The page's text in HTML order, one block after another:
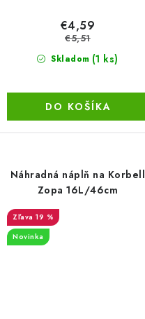
Skladom (1 ks)
€4,59
€5,51
DO KOŠÍKA
Náhradná náplň na Korbell
Zopa 16L/46cm
19 %
Novinka